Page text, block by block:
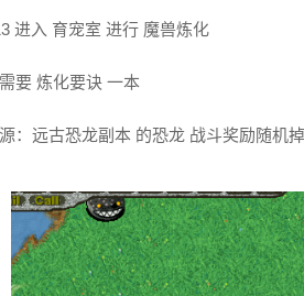
进入 育宠室 进行 魔兽炼化
要 炼化要诀 一本
：远古恐龙副本 的恐龙 战斗奖励随机